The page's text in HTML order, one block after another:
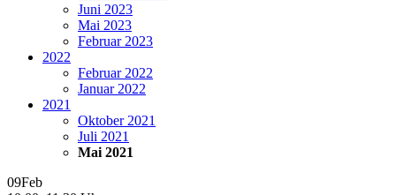
Juni 2023
Mai 2023
Februar 2023
2022
Februar 2022
Januar 2022
2021
Oktober 2021
Juli 2021
Mai 2021
09Feb